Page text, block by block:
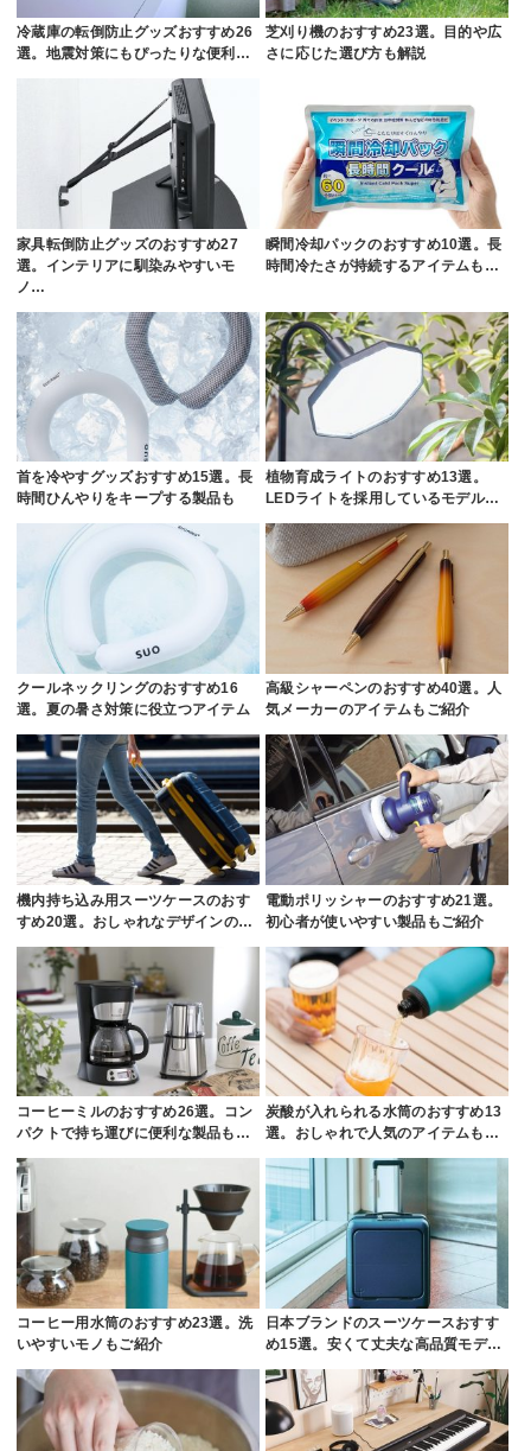
冷蔵庫の転倒防止グッズおすすめ26
選。地震対策にもぴったりな便利…
芝刈り機のおすすめ23選。目的や広
さに応じた選び方も解説
家具転倒防止グッズのおすすめ27
選。インテリアに馴染みやすいモ
ノ…
瞬間冷却パックのおすすめ10選。長
時間冷たさが持続するアイテムも…
首を冷やすグッズおすすめ15選。長
時間ひんやりをキープする製品も
植物育成ライトのおすすめ13選。
LEDライトを採用しているモデル…
クールネックリングのおすすめ16
選。夏の暑さ対策に役立つアイテム
高級シャーペンのおすすめ40選。人
気メーカーのアイテムもご紹介
機内持ち込み用スーツケースのおす
すめ20選。おしゃれなデザインの…
電動ポリッシャーのおすすめ21選。
初心者が使いやすい製品もご紹介
コーヒーミルのおすすめ26選。コン
パクトで持ち運びに便利な製品も…
炭酸が入れられる水筒のおすすめ13
選。おしゃれで人気のアイテムも…
コーヒー用水筒のおすすめ23選。洗
いやすいモノもご紹介
日本ブランドのスーツケースおすす
め15選。安くて丈夫な高品質モデ…